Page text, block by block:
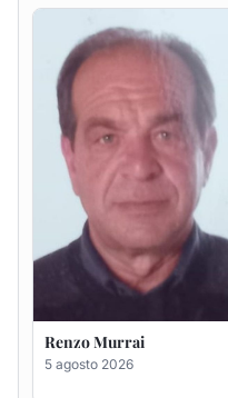
Renzo Murrai
5 agosto 2026